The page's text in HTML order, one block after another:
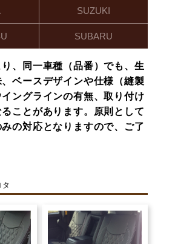
SUZUKI
SUBARU
、同一車種（品番）でも、生
ベースデザインや仕様（縫製
ングラインの有無、取り付け
ことがあります。原則として
の対応となりますので、ご了
タ